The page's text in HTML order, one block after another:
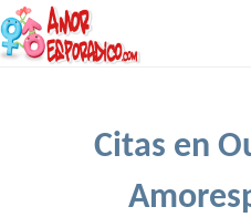
Citas en